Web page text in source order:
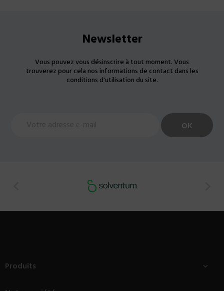
Newsletter
Vous pouvez vous désinscrire à tout moment. Vous
trouverez pour cela nos informations de contact dans les
conditions d'utilisation du site.
Produits 